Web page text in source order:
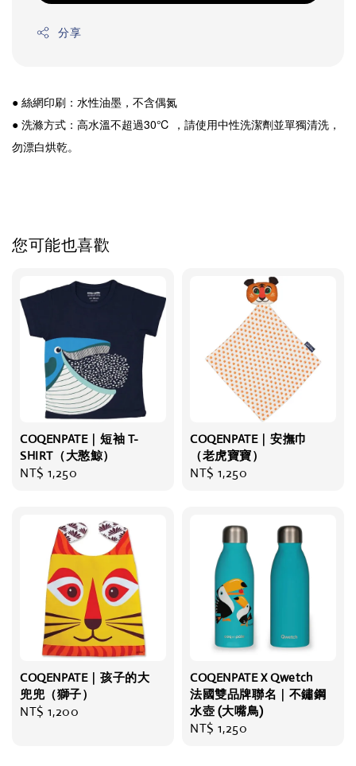
分享
● 絲網印刷：水性油墨，不含偶氮
● 洗滌方式：高水溫不超過30℃ ，請使用中性洗潔劑並單獨清洗，
勿漂白烘乾。
您可能也喜歡
COQENPATE｜短袖 T-
SHIRT（大憨鯨）
Regular
NT$ 1,250
COQENPATE｜安撫巾
（老虎寶寶）
Regular
NT$ 1,250
COQENPATE｜孩子的大
兜兜（獅子）
Regular
NT$ 1,200
COQENPATE X Qwetch
法國雙品牌聯名｜不鏽鋼
水壺 (大嘴鳥)
Regular
NT$ 1,250